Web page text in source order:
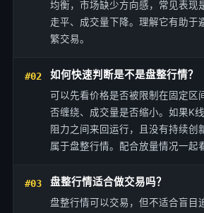
均衡，市场缺少方向感，常见表现
走平、成交量下降。理解它有助于
繁交易。
#02 如何快速判断是不是盘整行情？
可以先看价格是否被限制在固定区
否缠绕、成交量是否缩小。如果K
阻力之间来回运行，且没有持续创
属于盘整行情。配合放量情况一起
#03 盘整行情适合做交易吗？
盘整行情可以交易，但不适合盲目